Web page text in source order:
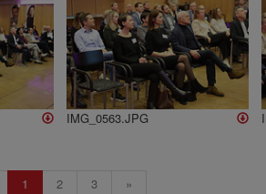
IMG_0563.JPG
1 2 3 »